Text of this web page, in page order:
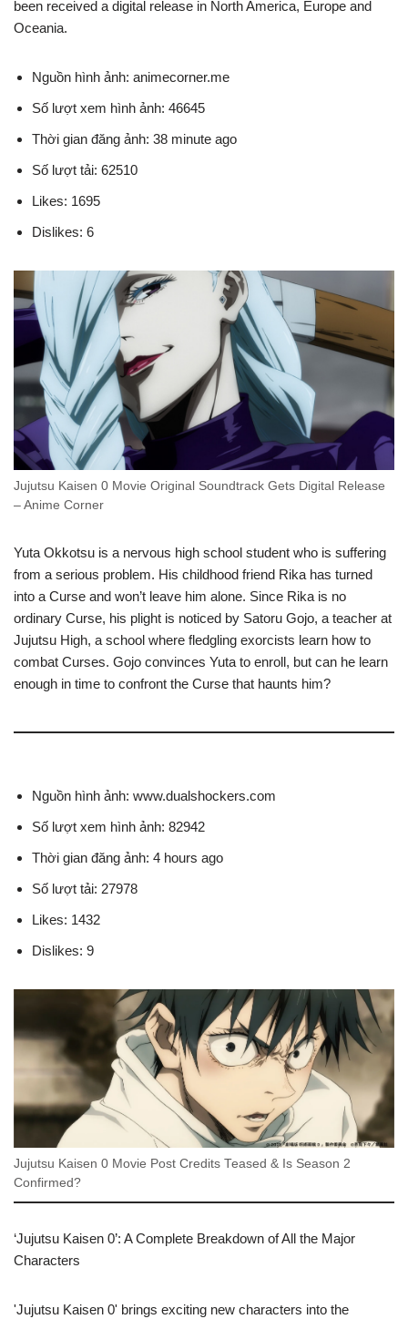
been received a digital release in North America, Europe and
Oceania.
Nguồn hình ảnh: animecorner.me
Số lượt xem hình ảnh: 46645
Thời gian đăng ảnh: 38 minute ago
Số lượt tải: 62510
Likes: 1695
Dislikes: 6
Jujutsu Kaisen 0 Movie Original Soundtrack Gets Digital Release
– Anime Corner
Yuta Okkotsu is a nervous high school student who is suffering
from a serious problem. His childhood friend Rika has turned
into a Curse and won’t leave him alone. Since Rika is no
ordinary Curse, his plight is noticed by Satoru Gojo, a teacher at
Jujutsu High, a school where fledgling exorcists learn how to
combat Curses. Gojo convinces Yuta to enroll, but can he learn
enough in time to confront the Curse that haunts him?
Nguồn hình ảnh: www.dualshockers.com
Số lượt xem hình ảnh: 82942
Thời gian đăng ảnh: 4 hours ago
Số lượt tải: 27978
Likes: 1432
Dislikes: 9
Jujutsu Kaisen 0 Movie Post Credits Teased & Is Season 2
Confirmed?
‘Jujutsu Kaisen 0’: A Complete Breakdown of All the Major
Characters
'Jujutsu Kaisen 0' brings exciting new characters into the